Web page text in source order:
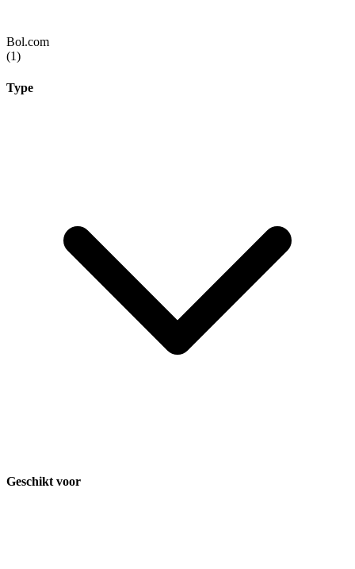
Bol.com
(1)
Type
Geschikt voor